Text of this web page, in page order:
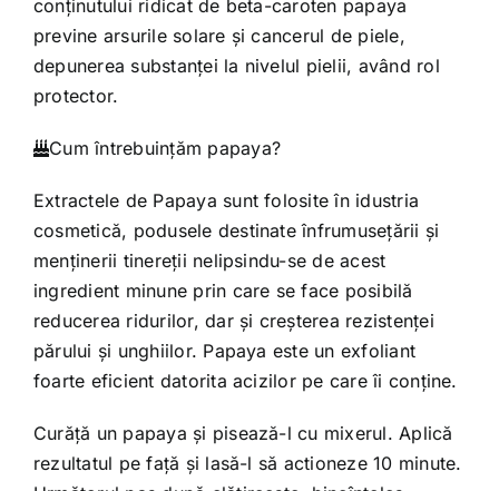
conţinutului ridicat de beta-caroten papaya
previne arsurile solare şi cancerul de piele,
depunerea substanţei la nivelul pielii, având rol
protector.
Cum întrebuinţăm papaya?
Extractele de Papaya sunt folosite în idustria
cosmetică, podusele destinate înfrumuseţării şi
menţinerii tinereţii nelipsindu-se de acest
ingredient minune prin care se face posibilă
reducerea ridurilor, dar şi creşterea rezistenţei
părului şi unghiilor. Papaya este un exfoliant
foarte eficient datorita acizilor pe care îi conţine.
Curăţă un papaya şi pisează-l cu mixerul. Aplică
rezultatul pe faţă şi lasă-l să actioneze 10 minute.